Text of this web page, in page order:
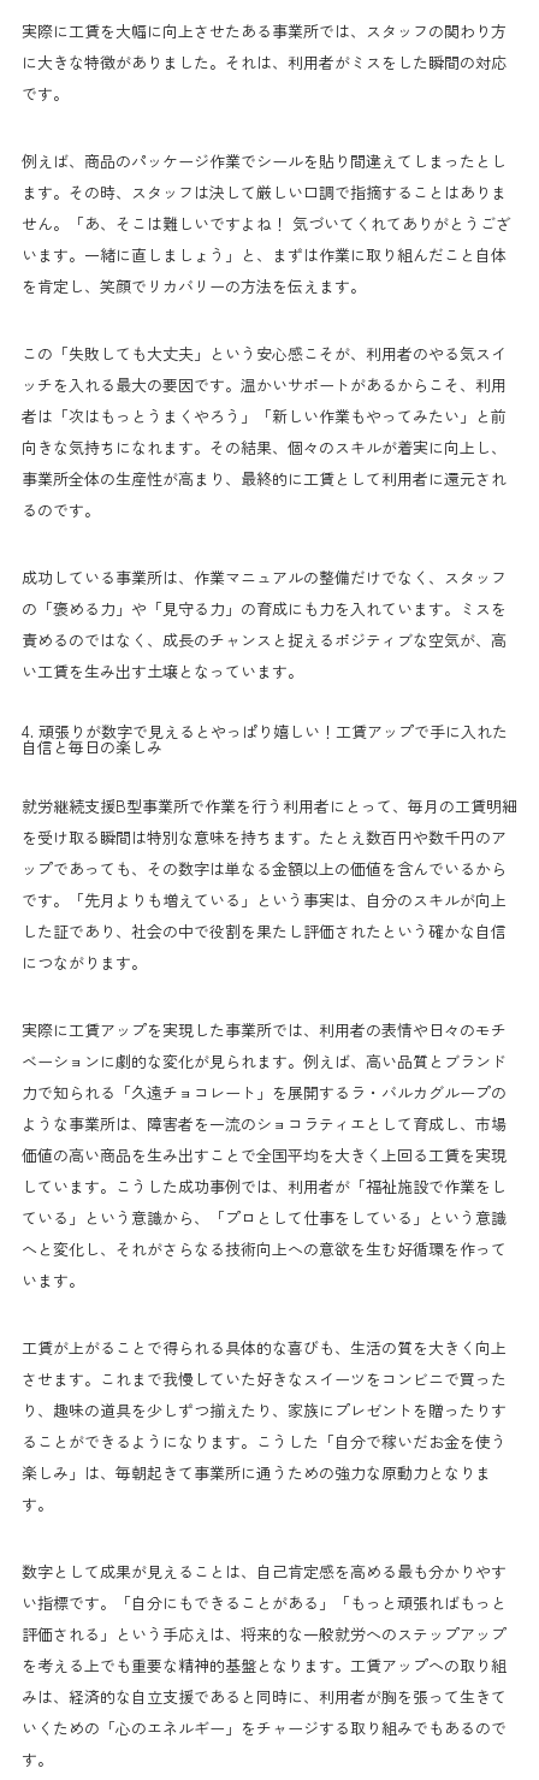
実際に工賃を大幅に向上させたある事業所では、スタッフの関わり方
に大きな特徴がありました。それは、利用者がミスをした瞬間の対応
です。
例えば、商品のパッケージ作業でシールを貼り間違えてしまったとし
ます。その時、スタッフは決して厳しい口調で指摘することはありま
せん。「あ、そこは難しいですよね！ 気づいてくれてありがとうござ
います。一緒に直しましょう」と、まずは作業に取り組んだこと自体
を肯定し、笑顔でリカバリーの方法を伝えます。
この「失敗しても大丈夫」という安心感こそが、利用者のやる気スイ
ッチを入れる最大の要因です。温かいサポートがあるからこそ、利用
者は「次はもっとうまくやろう」「新しい作業もやってみたい」と前
向きな気持ちになれます。その結果、個々のスキルが着実に向上し、
事業所全体の生産性が高まり、最終的に工賃として利用者に還元され
るのです。
成功している事業所は、作業マニュアルの整備だけでなく、スタッフ
の「褒める力」や「見守る力」の育成にも力を入れています。ミスを
責めるのではなく、成長のチャンスと捉えるポジティブな空気が、高
い工賃を生み出す土壌となっています。
4. 頑張りが数字で見えるとやっぱり嬉しい！工賃アップで手に入れた
自信と毎日の楽しみ
就労継続支援B型事業所で作業を行う利用者にとって、毎月の工賃明細
を受け取る瞬間は特別な意味を持ちます。たとえ数百円や数千円のア
ップであっても、その数字は単なる金額以上の価値を含んでいるから
です。「先月よりも増えている」という事実は、自分のスキルが向上
した証であり、社会の中で役割を果たし評価されたという確かな自信
につながります。
実際に工賃アップを実現した事業所では、利用者の表情や日々のモチ
ベーションに劇的な変化が見られます。例えば、高い品質とブランド
力で知られる「久遠チョコレート」を展開するラ・バルカグループの
ような事業所は、障害者を一流のショコラティエとして育成し、市場
価値の高い商品を生み出すことで全国平均を大きく上回る工賃を実現
しています。こうした成功事例では、利用者が「福祉施設で作業をし
ている」という意識から、「プロとして仕事をしている」という意識
へと変化し、それがさらなる技術向上への意欲を生む好循環を作って
います。
工賃が上がることで得られる具体的な喜びも、生活の質を大きく向上
させます。これまで我慢していた好きなスイーツをコンビニで買った
り、趣味の道具を少しずつ揃えたり、家族にプレゼントを贈ったりす
ることができるようになります。こうした「自分で稼いだお金を使う
楽しみ」は、毎朝起きて事業所に通うための強力な原動力となりま
す。
数字として成果が見えることは、自己肯定感を高める最も分かりやす
い指標です。「自分にもできることがある」「もっと頑張ればもっと
評価される」という手応えは、将来的な一般就労へのステップアップ
を考える上でも重要な精神的基盤となります。工賃アップへの取り組
みは、経済的な自立支援であると同時に、利用者が胸を張って生きて
いくための「心のエネルギー」をチャージする取り組みでもあるので
す。